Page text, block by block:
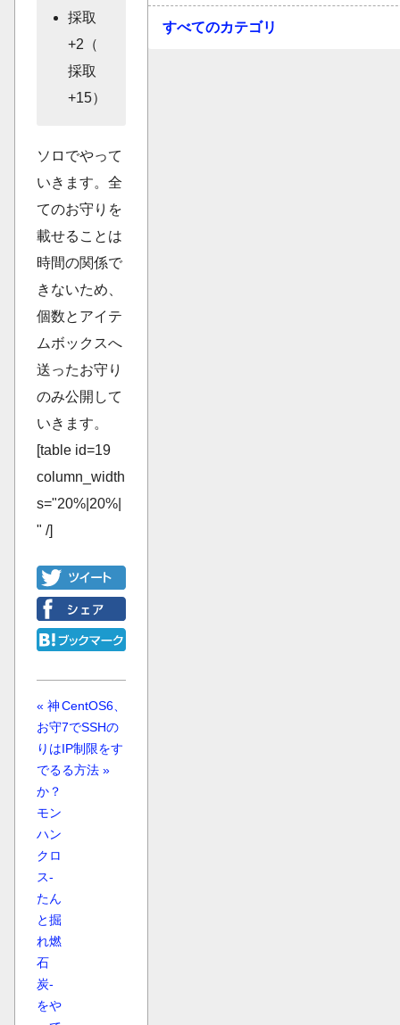
採取
+2（
採取
+15）
ソロでやって
いきます。全
てのお守りを
載せることは
時間の関係で
きないため、
個数とアイテ
ムボックスへ
送ったお守り
のみ公開して
いきます。
[table id=19
column_width
s="20%|20%|
" /]
« 神
お守
りは
でる
か？
モン
ハン
クロ
ス-
たん
と掘
れ燃
石
炭-
をや
CentOS6、
7でSSHの
IP制限をす
る方法 »
すべてのカテゴリ